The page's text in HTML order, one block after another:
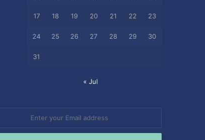
17 18 19 20 21 22 23
24 25 26 27 28 29 30
31
« Jul